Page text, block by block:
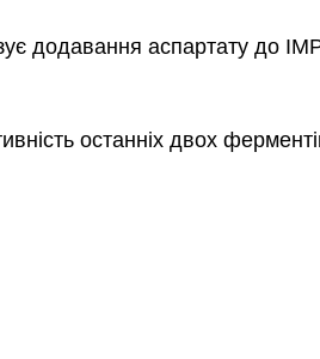
додавання аспартату до
останніх двох